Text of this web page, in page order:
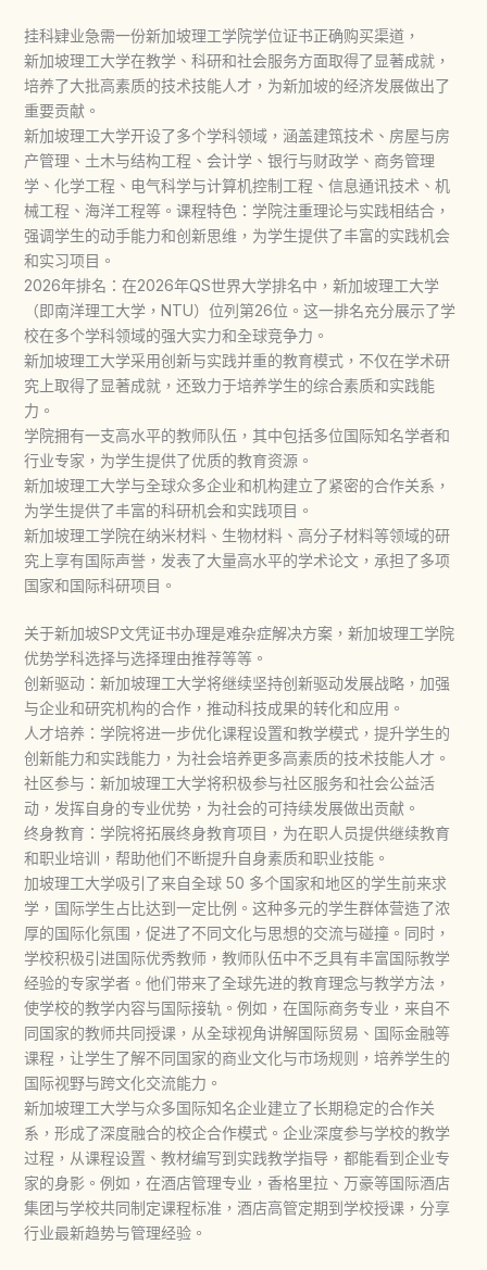
挂科肄业急需一份新加坡理工学院学位证书正确购买渠道，
新加坡理工大学在教学、科研和社会服务方面取得了显著成就，
培养了大批高素质的技术技能人才，为新加坡的经济发展做出了
重要贡献。
新加坡理工大学开设了多个学科领域，涵盖建筑技术、房屋与房
产管理、土木与结构工程、会计学、银行与财政学、商务管理
学、化学工程、电气科学与计算机控制工程、信息通讯技术、机
械工程、海洋工程等。课程特色：学院注重理论与实践相结合，
强调学生的动手能力和创新思维，为学生提供了丰富的实践机会
和实习项目。
2026年排名：在2026年QS世界大学排名中，新加坡理工大学
（即南洋理工大学，NTU）位列第26位。这一排名充分展示了学
校在多个学科领域的强大实力和全球竞争力。
新加坡理工大学采用创新与实践并重的教育模式，不仅在学术研
究上取得了显著成就，还致力于培养学生的综合素质和实践能
力。
学院拥有一支高水平的教师队伍，其中包括多位国际知名学者和
行业专家，为学生提供了优质的教育资源。
新加坡理工大学与全球众多企业和机构建立了紧密的合作关系，
为学生提供了丰富的科研机会和实践项目。
新加坡理工学院在纳米材料、生物材料、高分子材料等领域的研
究上享有国际声誉，发表了大量高水平的学术论文，承担了多项
国家和国际科研项目。
关于新加坡SP文凭证书办理是难杂症解决方案，新加坡理工学院
优势学科选择与选择理由推荐等等。
创新驱动：新加坡理工大学将继续坚持创新驱动发展战略，加强
与企业和研究机构的合作，推动科技成果的转化和应用。
人才培养：学院将进一步优化课程设置和教学模式，提升学生的
创新能力和实践能力，为社会培养更多高素质的技术技能人才。
社区参与：新加坡理工大学将积极参与社区服务和社会公益活
动，发挥自身的专业优势，为社会的可持续发展做出贡献。
终身教育：学院将拓展终身教育项目，为在职人员提供继续教育
和职业培训，帮助他们不断提升自身素质和职业技能。
加坡理工大学吸引了来自全球 50 多个国家和地区的学生前来求
学，国际学生占比达到一定比例。这种多元的学生群体营造了浓
厚的国际化氛围，促进了不同文化与思想的交流与碰撞。同时，
学校积极引进国际优秀教师，教师队伍中不乏具有丰富国际教学
经验的专家学者。他们带来了全球先进的教育理念与教学方法，
使学校的教学内容与国际接轨。例如，在国际商务专业，来自不
同国家的教师共同授课，从全球视角讲解国际贸易、国际金融等
课程，让学生了解不同国家的商业文化与市场规则，培养学生的
国际视野与跨文化交流能力。
新加坡理工大学与众多国际知名企业建立了长期稳定的合作关
系，形成了深度融合的校企合作模式。企业深度参与学校的教学
过程，从课程设置、教材编写到实践教学指导，都能看到企业专
家的身影。例如，在酒店管理专业，香格里拉、万豪等国际酒店
集团与学校共同制定课程标准，酒店高管定期到学校授课，分享
行业最新趋势与管理经验。